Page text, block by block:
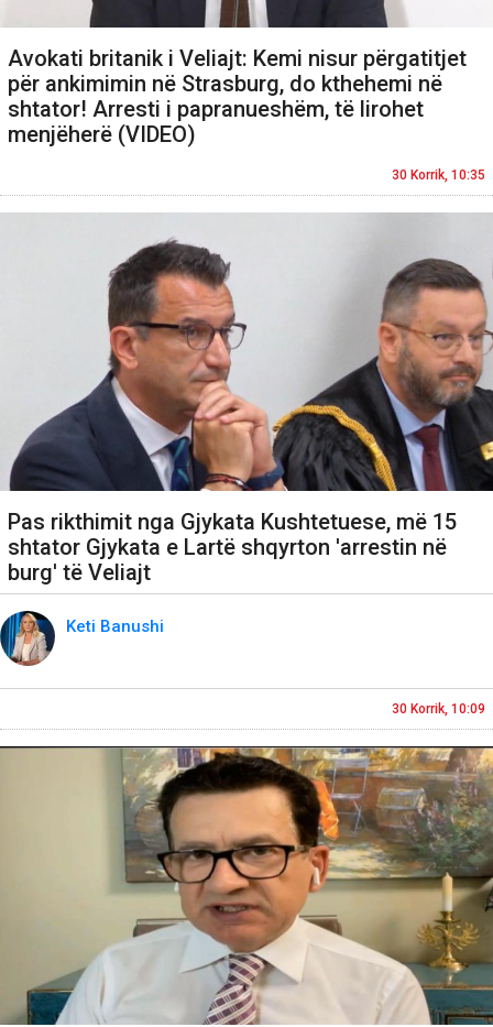
Avokati britanik i Veliajt: Kemi nisur përgatitjet
për ankimimin në Strasburg, do kthehemi në
shtator! Arresti i papranueshëm, të lirohet
menjëherë (VIDEO)
30 Korrik, 10:35
Pas rikthimit nga Gjykata Kushtetuese, më 15
shtator Gjykata e Lartë shqyrton 'arrestin në
burg' të Veliajt
Keti Banushi
30 Korrik, 10:09